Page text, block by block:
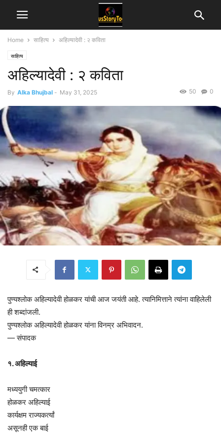
Home साहित्य अहिल्यादेवी : २ कविता
साहित्य
अहिल्यादेवी : २ कविता
By Alka Bhujbal - May 31, 2025 0
50
पुण्यश्लोक अहिल्यादेवी होळकर यांची आज जयंती आहे. त्यानिमित्ताने त्यांना वाहिलेली
ही शब्दांजली.
पुण्यश्लोक अहिल्यादेवी होळकर यांना विनम्र अभिवादन.
— संपादक
१. अहिल्याई
मध्ययुगी चमत्कार
होळकर अहिल्याई
कार्यक्षम राज्यकर्त्यां
असूनही एक बाई